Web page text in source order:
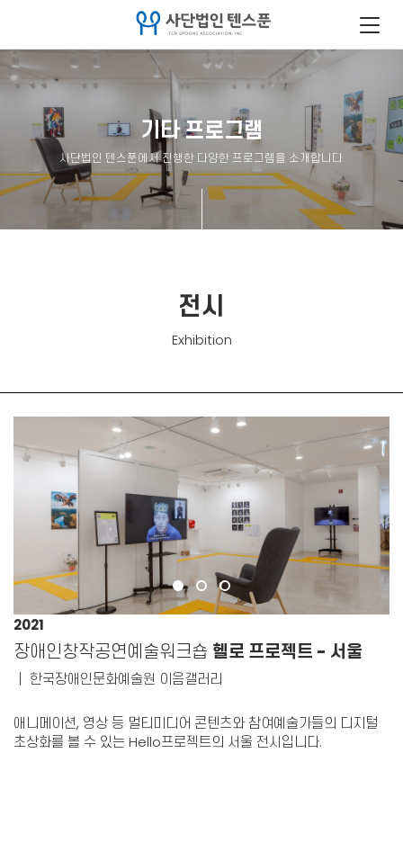
기타 프로그램
사단법인 텐스푼에서 진행한 다양한 프로그램을 소개합니다.
전시
Exhibition
2021
장애인창작공연예술워크숍 헬로 프로젝트 - 서울
한국장애인문화예술원 이음갤러리
애니메이션, 영상 등 멀티미디어 콘텐츠와참여예술가들의 디지털
초상화를 볼 수 있는 Hello프로젝트의 서울 전시입니다.